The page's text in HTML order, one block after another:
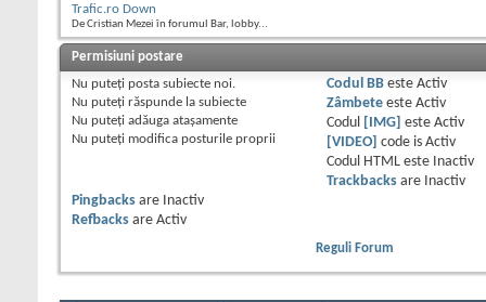
Trafic.ro Down
De Cristian Mezei în forumul Bar, lobby...
Permisiuni postare
Nu puteţi posta subiecte noi.
Nu puteţi răspunde la subiecte
Nu puteţi adăuga ataşamente
Nu puteţi modifica posturile proprii
Codul BBeste Activ
Zâmbeteeste Activ
Codul
[IMG] este Activ
[VIDEO] code is Activ
Codul HTML este
Inactiv
Trackbacksare
Inactiv
Pingbacks are
Inactiv
Refbacks are Activ
Reguli Forum